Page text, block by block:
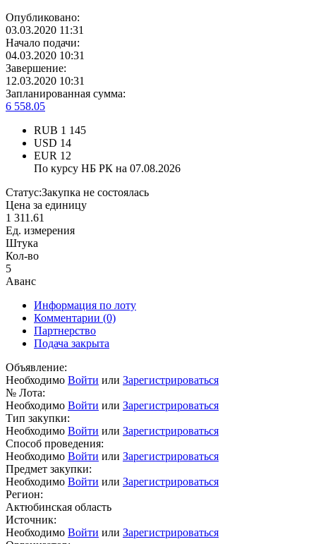
Опубликовано:
03.03.2020 11:31
Начало подачи:
04.03.2020 10:31
Завершение:
12.03.2020 10:31
Запланированная сумма:
6 558.05
RUB 1 145
USD 14
EUR 12
По курсу НБ РК на 07.08.2026
Статус:Закупка не состоялась
Цена за единицу
1 311.61
Ед. измерения
Штука
Кол-во
5
Аванс
Информация по лоту
Комментарии (0)
Партнерство
Подача закрыта
Объявление:
Необходимо Войти или Зарегистрироваться
№ Лота:
Необходимо Войти или Зарегистрироваться
Тип закупки:
Необходимо Войти или Зарегистрироваться
Способ проведения:
Необходимо Войти или Зарегистрироваться
Предмет закупки:
Необходимо Войти или Зарегистрироваться
Регион:
Актюбинская область
Источник:
Необходимо Войти или Зарегистрироваться